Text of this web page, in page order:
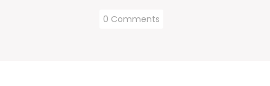
0 Comments